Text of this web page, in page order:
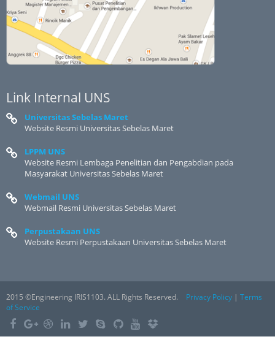
Link Internal UNS
Universitas Sebelas Maret
Website Resmi Universitas Sebelas Maret
LPPM UNS
Website Resmi Lembaga Penelitian dan Pengabdian pada
Masyarakat Universitas Sebelas Maret
Webmail UNS
Webmail Resmi Universitas Sebelas Maret
Perpustakaan UNS
Website Resmi Perpustakaan Universitas Sebelas Maret
2015 ©Engineering IRIS1103. ALL Rights Reserved. Privacy Policy | Terms
of Service